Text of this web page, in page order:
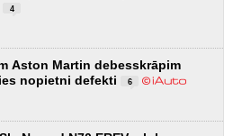
4
Aston Martin debesskrāpim
nopietni defekti
6